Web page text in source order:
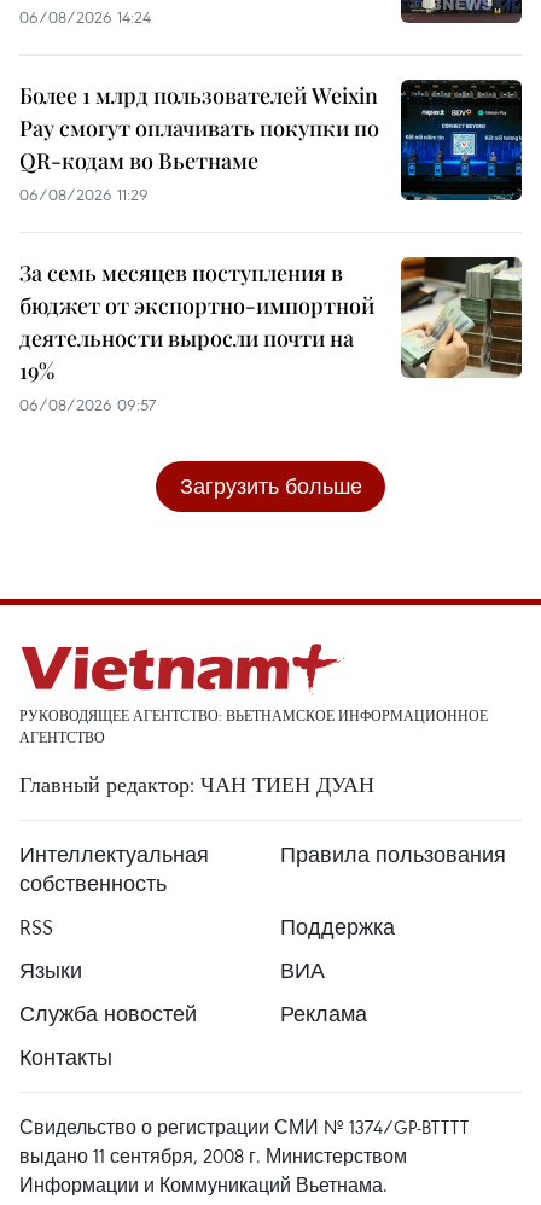
06/08/2026 14:24
Более 1 млрд пользователей Weixin
Pay смогут оплачивать покупки по
QR-кодам во Вьетнаме
06/08/2026 11:29
За семь месяцев поступления в
бюджет от экспортно-импортной
деятельности выросли почти на
19%
06/08/2026 09:57
Загрузить больше
РУКОВОДЯЩЕЕ АГЕНТСТВО: ВЬЕТНАМСКОЕ ИНФОРМАЦИОННОЕ
АГЕНТСТВО
Главный редактор: ЧАН ТИЕН ДУАН
Интеллектуальная
собственность
Правила пользования
RSS
Поддержка
Языки
ВИА
Служба новостей
Реклама
Контакты
Свидельство о регистрации СМИ № 1374/GP-BTTTT
выдано 11 сентября, 2008 г. Министерством
Информации и Коммуникаций Вьетнама.